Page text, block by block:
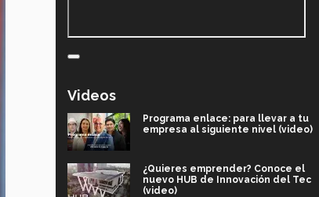
Videos
Programa enlace: para llevar a tu
empresa al siguiente nivel (video)
¿Quieres emprender? Conoce el
nuevo HUB de Innovación del Tec
(video)